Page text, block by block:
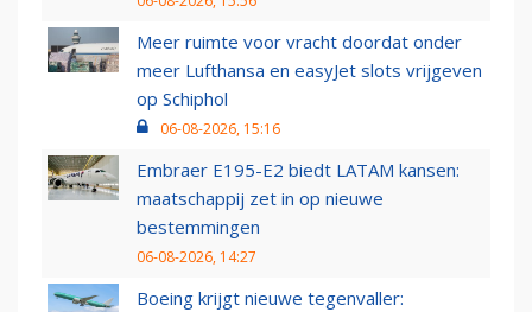
Meer ruimte voor vracht doordat onder
meer Lufthansa en easyJet slots vrijgeven
op Schiphol
06-08-2026, 15:16
Embraer E195-E2 biedt LATAM kansen:
maatschappij zet in op nieuwe
bestemmingen
06-08-2026, 14:27
Boeing krijgt nieuwe tegenvaller: